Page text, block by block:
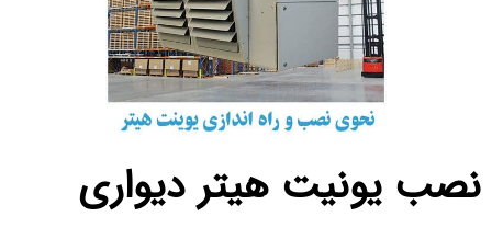
نصب یونیت هیتر دیواری